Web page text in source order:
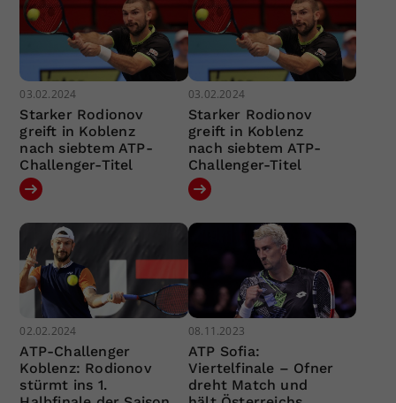
03.02.2024
Starker Rodionov
greift in Koblenz
nach siebtem ATP-
Challenger-Titel
03.02.2024
Starker Rodionov
greift in Koblenz
nach siebtem ATP-
Challenger-Titel
02.02.2024
ATP-Challenger
Koblenz: Rodionov
stürmt ins 1.
08.11.2023
ATP Sofia:
Viertelfinale – Ofner
dreht Match und